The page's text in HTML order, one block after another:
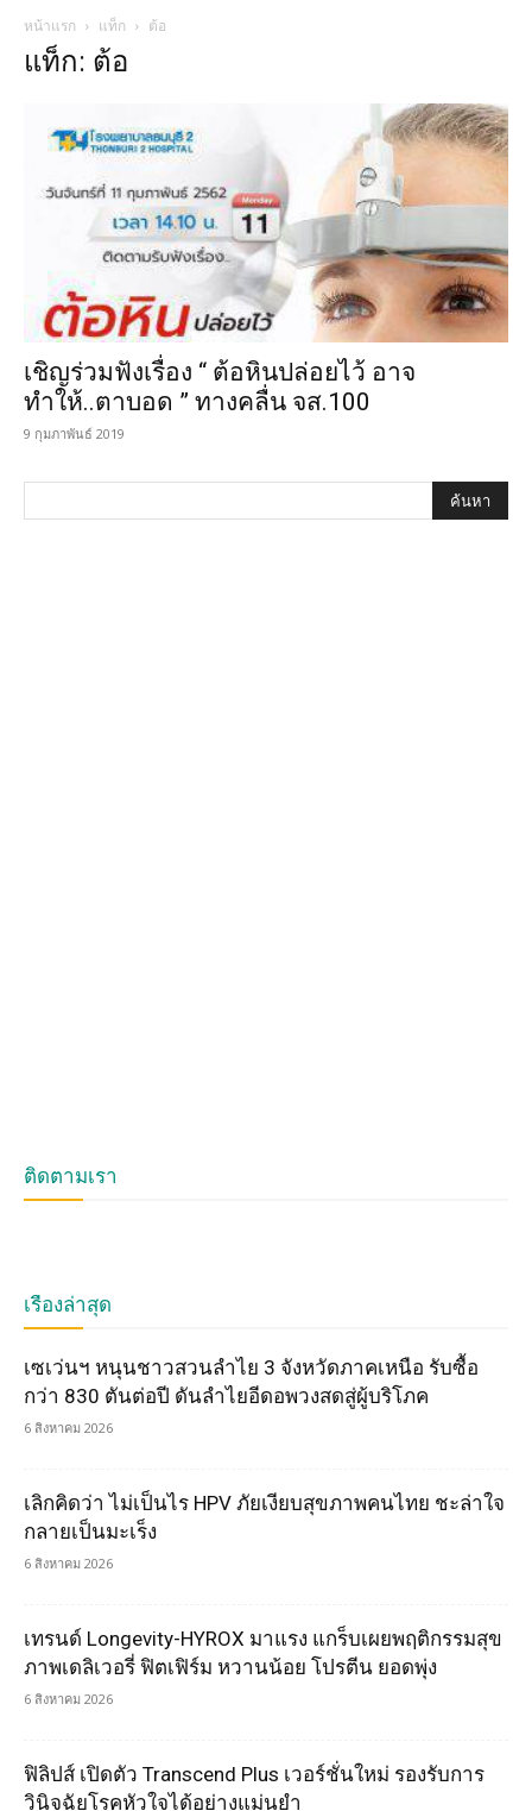
หน้าแรก แท็ก ต้อ
แท็ก: ต้อ
เชิญร่วมฟังเรื่อง “ ต้อหินปล่อยไว้ อาจ
ทำให้..ตาบอด ” ทางคลื่น จส.100
9 กุมภาพันธ์ 2019
ติดตามเรา
เรื่องล่าสุด
เซเว่นฯ หนุนชาวสวนลำไย 3 จังหวัดภาคเหนือ รับซื้อ
กว่า 830 ตันต่อปี ดันลำไยอีดอพวงสดสู่ผู้บริโภค
6 สิงหาคม 2026
เลิกคิดว่า ไม่เป็นไร HPV ภัยเงียบสุขภาพคนไทย ชะล่าใจ
กลายเป็นมะเร็ง
6 สิงหาคม 2026
เทรนด์ Longevity-HYROX มาแรง แกร็บเผยพฤติกรรมสุข
ภาพเดลิเวอรี่ ฟิตเฟิร์ม หวานน้อย โปรตีน ยอดพุ่ง
6 สิงหาคม 2026
ฟิลิปส์ เปิดตัว Transcend Plus เวอร์ชั่นใหม่ รองรับการ
วินิจฉัยโรคหัวใจได้อย่างแม่นยำ